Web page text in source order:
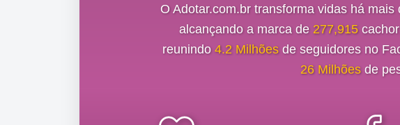
O Adotar.com.br transforma vidas há mais
alcançando a marca de 277,915
reunindo 4.2 Milhõesde seguidores no
26 Milhõesde